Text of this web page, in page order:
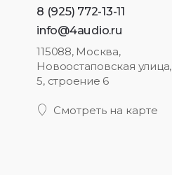
8 (925) 772-13-11
info@4audio.ru
115088, Москва,
Новоостаповская улица,
5, строение 6
Смотреть на карте